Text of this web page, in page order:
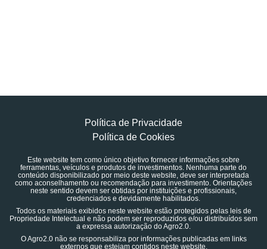
Política de Privacidade
Política de Cookies
Este website tem como único objetivo fornecer informações sobre
ferramentas, veículos e produtos de investimentos. Nenhuma parte do
conteúdo disponibilizado por meio deste website, deve ser interpretada
como aconselhamento ou recomendação para investimento. Orientações
neste sentido devem ser obtidas por instituições e profissionais,
credenciados e devidamente habilitados.
Todos os materiais exibidos neste website estão protegidos pelas leis de
Propriedade Intelectual e não podem ser reproduzidos e/ou distribuídos sem
a expressa autorização do Agro2.0.
O Agro2.0 não se responsabiliza por informações publicadas em links
externos que estejam contidos neste website.